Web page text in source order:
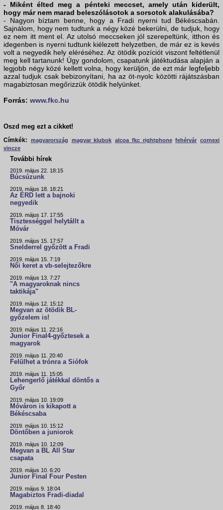
- Miként élted meg a pénteki meccset, amely után kiderült,
hogy már nem marad beleszólásotok a sorsotok alakulásába?
- Nagyon bíztam benne, hogy a Fradi nyerni tud Békéscsabán.
Sajnálom, hogy nem tudtunk a négy közé bekerülni, de tudjuk, hogy
ez nem itt ment el. Az utolsó meccseken jól szerepeltünk, itthon és
idegenben is nyerni tudtunk kiélezett helyzetben, de már ez is kevés
volt a negyedik hely eléréséhez. Az ötödik pozíciót viszont feltétlenül
meg kell tartanunk! Úgy gondolom, csapatunk játéktudása alapján a
legjobb négy közé kellett volna, hogy kerüljön, de ezt már legfeljebb
azzal tudjuk csak bebizonyítani, ha az öt-nyolc közötti rájátszásban
magabiztosan megőrizzük ötödik helyünket.
Forrás: www.fkc.hu
Oszd meg ezt a cikket!
Címkék:
magyarország magyar klubok alcoa fkc rightphone fehérvár cornexi
vincze
További hírek
2019. május 22. 18:15
Búcsúzunk
2019. május 18. 18:21
Az ÉRD lett a bajnoki
negyedik
2019. május 17. 17:55
Tisztességgel helytállt a
Móvár
2019. május 15. 17:57
Snelderrel győzött a Fradi
2019. május 15. 7:19
Női keret a vb-selejtezőkre
2019. május 13. 7:27
"A magyaroknak nincs
taktikája"
2019. május 12. 15:12
Megvan az ötödik BL-
győzelem is!
2019. május 11. 22:16
Junior Final4-győztesek a
magyarok
2019. május 11. 20:40
Felülhet a trónra a Siófok
2019. május 11. 15:05
Lehengerlő játékkal döntős a
Győr
2019. május 10. 19:09
Móváron is kikapott a
Békéscsaba
2019. május 10. 15:12
Döntőben a juniorok
2019. május 10. 12:09
Megvan a BL All Star
csapata
2019. május 10. 6:20
Junior Final Four Pesten
2019. május 9. 18:04
Magabiztos Fradi-diadal
2019. május 8. 18:40